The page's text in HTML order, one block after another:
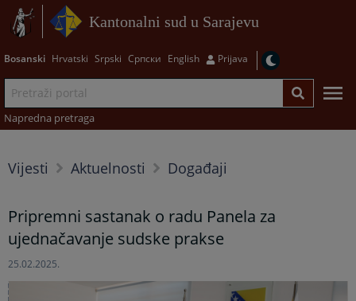
Kantonalni sud u Sarajevu
Bosanski Hrvatski Srpski Српски English Prijava
Napredna pretraga
Vijesti Aktuelnosti Događaji
Pripremni sastanak o radu Panela za
ujednačavanje sudske prakse
25.02.2025.